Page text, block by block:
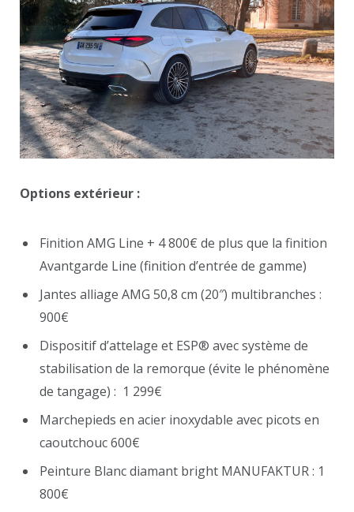
Options extérieur :
Finition AMG Line + 4 800€ de plus que la finition
Avantgarde Line (finition d’entrée de gamme)
Jantes alliage AMG 50,8 cm (20″) multibranches :
900€
Dispositif d’attelage et ESP® avec système de
stabilisation de la remorque (évite le phénomène
de tangage) : 1 299€
Marchepieds en acier inoxydable avec picots en
caoutchouc 600€
Peinture Blanc diamant bright MANUFAKTUR : 1
800€